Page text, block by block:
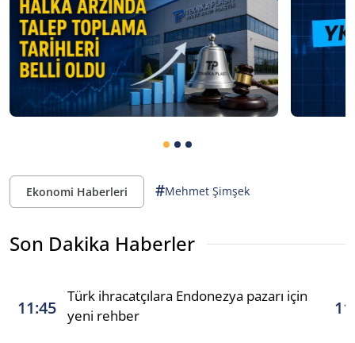
Ekonomi Haberleri #Mehmet Şimşek
Son Dakika Haberler
11:45
Türk ihracatçılara Endonezya pazarı için
yeni rehber